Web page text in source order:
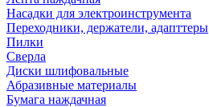
Насадки для электроинструмента
Переходники, держатели, адапттеры
Пилки
Сверла
Диски шлифовальные
Абразивные материалы
Бумага наждачная